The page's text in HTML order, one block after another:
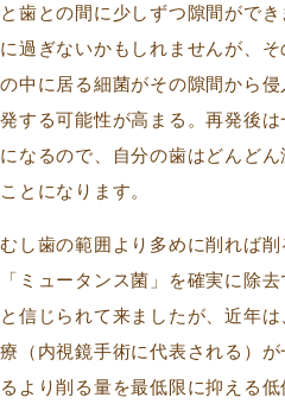
と歯との間に少しずつ隙間がで
に過ぎないかもしれませんが、
の中に居る細菌がその隙間から
発する可能性が高まる。再発後
になるので、自分の歯はどんど
ことになります。
むし歯の範囲より多めに削れば
「ミュータンス菌」を確実に除
と信じられて来ましたが、近年
療（内視鏡手術に代表される）
るより削る量を最低限に抑える